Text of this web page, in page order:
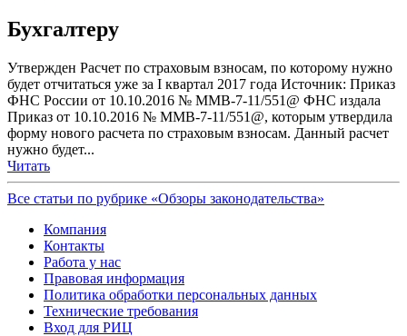
Бухгалтеру
Утвержден Расчет по страховым взносам, по которому нужно
будет отчитаться уже за I квартал 2017 года Источник: Приказ
ФНС России от 10.10.2016 № ММВ-7-11/551@ ФНС издала
Приказ от 10.10.2016 № ММВ-7-11/551@, которым утвердила
форму нового расчета по страховым взносам. Данный расчет
нужно будет...
Читать
Все статьи по рубрике «Обзоры законодательства»
Компания
Контакты
Работа у нас
Правовая информация
Политика обработки персональных данных
Технические требования
Вход для РИЦ